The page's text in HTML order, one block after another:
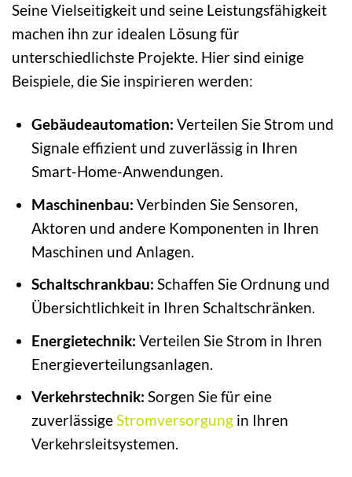
Seine Vielseitigkeit und seine Leistungsfähigkeit
machen ihn zur idealen Lösung für
unterschiedlichste Projekte. Hier sind einige
Beispiele, die Sie inspirieren werden:
Gebäudeautomation: Verteilen Sie Strom und
Signale effizient und zuverlässig in Ihren
Smart-Home-Anwendungen.
Maschinenbau: Verbinden Sie Sensoren,
Aktoren und andere Komponenten in Ihren
Maschinen und Anlagen.
Schaltschrankbau: Schaffen Sie Ordnung und
Übersichtlichkeit in Ihren Schaltschränken.
Energietechnik: Verteilen Sie Strom in Ihren
Energieverteilungsanlagen.
Verkehrstechnik: Sorgen Sie für eine
zuverlässigeStromversorgungin Ihren
Verkehrsleitsystemen.